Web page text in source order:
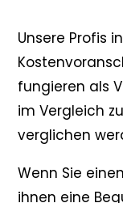
Unsere Profis
fungieren als
im Vergleich
verglichen
Wenn Sie
ihnen eine